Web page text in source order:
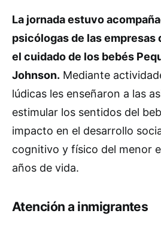
La jornada estuvo
psicólogas de las empresas
el cuidado de los bebés
Johnson. Mediante
lúdicas les enseñaron a las
estimular los sentidos del
impacto en el desarrollo
cognitivo y físico del menor
años de vida.
Atención a inmigrantes